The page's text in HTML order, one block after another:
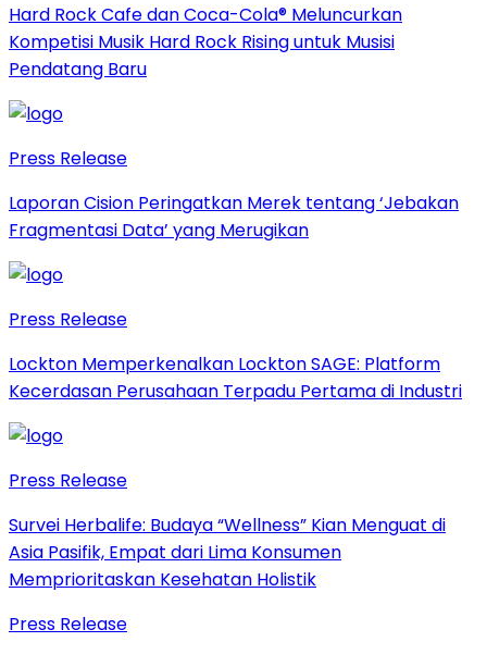
Hard Rock Cafe dan Coca-Cola® Meluncurkan
Kompetisi Musik Hard Rock Rising untuk Musisi
Pendatang Baru
Press Release
Laporan Cision Peringatkan Merek tentang ‘Jebakan
Fragmentasi Data’ yang Merugikan
Press Release
Lockton Memperkenalkan Lockton SAGE: Platform
Kecerdasan Perusahaan Terpadu Pertama di Industri
Press Release
Survei Herbalife: Budaya “Wellness” Kian Menguat di
Asia Pasifik, Empat dari Lima Konsumen
Memprioritaskan Kesehatan Holistik
Press Release